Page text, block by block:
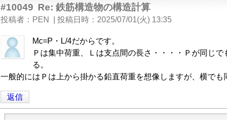
#10049 Re: 鉄筋構造物の構造計算
投稿者 PEN 投稿日時 2025/07/01(火) 13:35
Mc=P・L/4だからです。
Ｐは集中荷重、Ｌは支点間の長さ・・・・Ｐが同じ
る。
一般的にはＰは上から掛かる鉛直荷重を想像しますが、横でも
返信